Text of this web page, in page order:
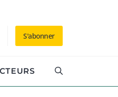
S'abonner